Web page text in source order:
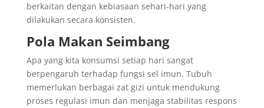
berkaitan dengan kebiasaan sehari-hari yang
dilakukan secara konsisten.
Pola Makan Seimbang
Apa yang kita konsumsi setiap hari sangat
berpengaruh terhadap fungsi sel imun. Tubuh
memerlukan berbagai zat gizi untuk mendukung
proses regulasi imun dan menjaga stabilitas respons